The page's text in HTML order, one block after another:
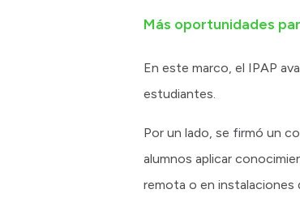
Más oportunidades
En este marco, el IPAP
estudiantes.
Por un lado, se firmó un
alumnos aplicar
remota o en instalaciones